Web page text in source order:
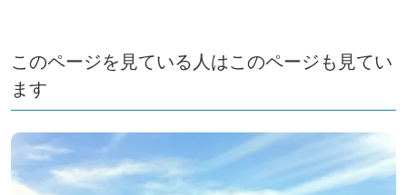
このページを見ている人はこのページも見てい
ます